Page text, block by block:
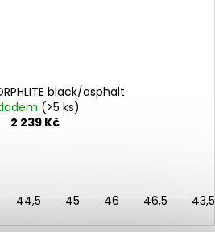
black/asphalt
(>5 ks)
2 239 Kč
44,5 45 46 46,5 43,5